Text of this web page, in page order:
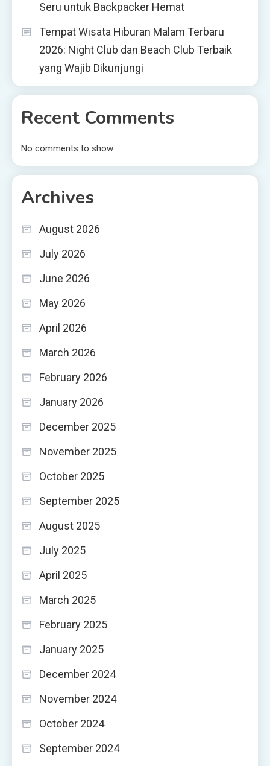
Seru untuk Backpacker Hemat
Tempat Wisata Hiburan Malam Terbaru
2026: Night Club dan Beach Club Terbaik
yang Wajib Dikunjungi
Recent Comments
No comments to show.
Archives
August 2026
July 2026
June 2026
May 2026
April 2026
March 2026
February 2026
January 2026
December 2025
November 2025
October 2025
September 2025
August 2025
July 2025
April 2025
March 2025
February 2025
January 2025
December 2024
November 2024
October 2024
September 2024